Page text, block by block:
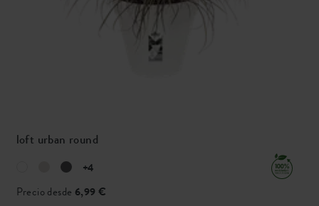
loft urban round
+4
Precio desde 6,99 €